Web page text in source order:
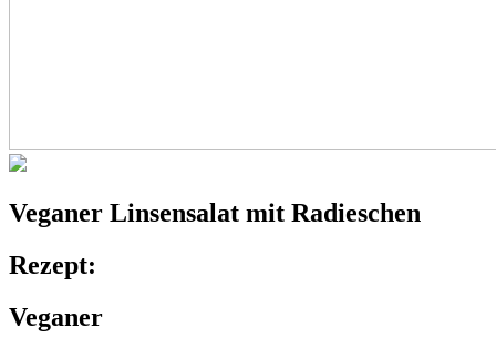
Veganer Linsensalat mit Radieschen
Rezept:
Veganer